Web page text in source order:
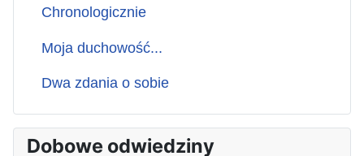
Chronologicznie
Moja duchowość...
Dwa zdania o sobie
Dobowe odwiedziny